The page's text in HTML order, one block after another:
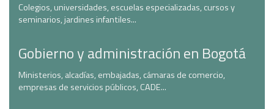
Colegios, universidades, escuelas especializadas, cursos y
seminarios, jardines infantiles...
Gobierno y administración en Bogotá
Ministerios, alcadías, embajadas, cámaras de comercio,
empresas de servicios públicos, CADE...